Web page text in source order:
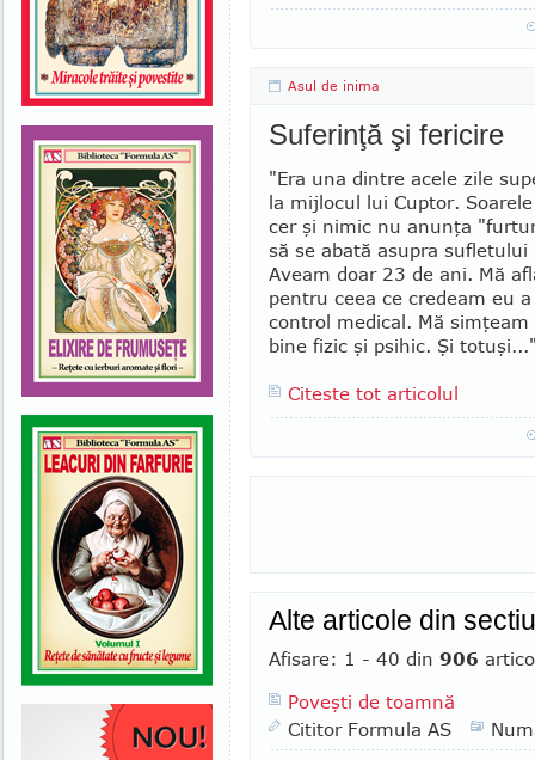
Asul de inima
Suferinţă şi fericire
"Era una dintre acele zile
la mij­locul lui Cuptor.
cer şi nimic nu anunţa
să se abată asupra
Aveam doar 23 de ani. Mă
pentru ceea ce credeam eu
control medical. Mă simţeam
bine fizic şi psihic. Şi
Citeste tot articolul
Alte articole din
Afisare: 1 - 40 din 906
Poveşti de toamnă
Cititor Formula AS